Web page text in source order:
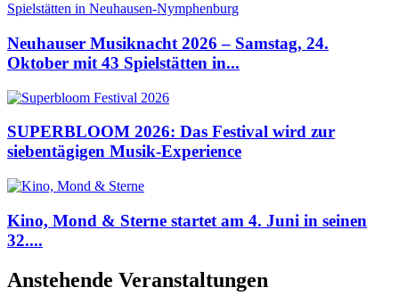
Neuhauser Musiknacht 2026 – Samstag, 24.
Oktober mit 43 Spielstätten in...
SUPERBLOOM 2026: Das Festival wird zur
siebentägigen Musik-Experience
Kino, Mond & Sterne startet am 4. Juni in seinen
32....
Anstehende Veranstaltungen